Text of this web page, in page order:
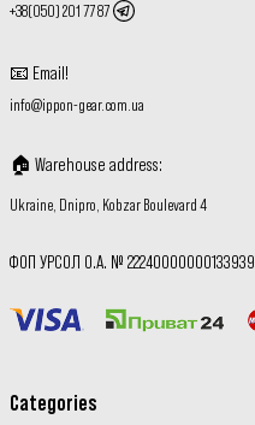
+38(050) 201 77 87
📧 Email!
info@ippon-gear.com.ua
🏠 Warehouse address:
Ukraine, Dnipro, Kobzar Boulevard 4
ФОП УРСОЛ О.А. № 22240000000133939
Categories